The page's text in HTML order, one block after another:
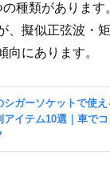
種類があります
、擬似正弦波・
向にあります。